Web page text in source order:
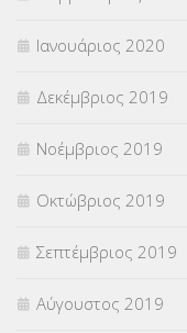
Ιανουάριος 2020
Δεκέμβριος 2019
Νοέμβριος 2019
Οκτώβριος 2019
Σεπτέμβριος 2019
Αύγουστος 2019